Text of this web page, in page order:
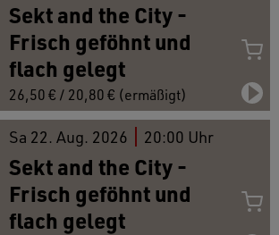
Sekt and the City -
Frisch geföhnt und
flach gelegt
26,50 € / 20,80 € (ermäßigt)
Sa 22. Aug. 2026 20:00 Uhr
Sekt and the City -
Frisch geföhnt und
flach gelegt